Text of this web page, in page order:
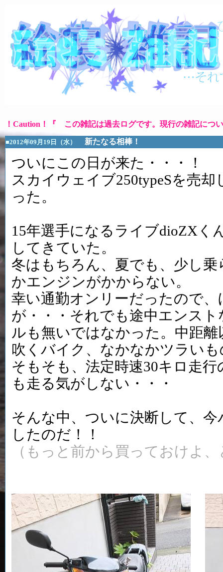
！Caution！『 この雑記は過去ログです。現行の雑記につ
■2012年09月19日（水） 新たなる相棒！
ついにこの日が来た・・・！
スカイウェイブ250typeSを売
った。
15年選手になるライブdioZXく
してきていた。
冬はもちろん、夏でも、少し
かエンジンがかからない。
幸い通勤オンリーだったので
が・・・それでも途中エンス
ルも無いではなかった。中距
吹くバイク、なかなかツラい
そもそも、法定時速30キロ走
も走る気がしない・・・
そんな中、ついに決断して、
したのだ！！
（もっと前から買っておけよ